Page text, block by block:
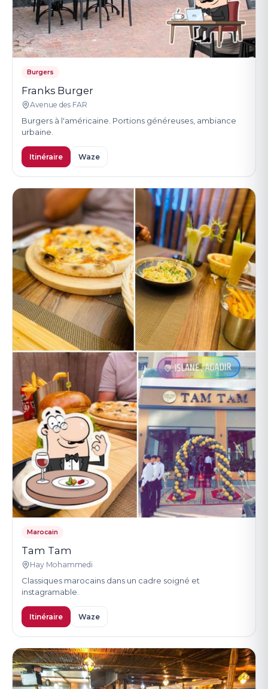
Burgers
Franks Burger
Avenue des FAR
Burgers à l'américaine. Portions généreuses, ambiance
urbaine.
Itinéraire Waze
Marocain
Tam Tam
Hay Mohammedi
Classiques marocains dans un cadre soigné et
instagramable.
Itinéraire Waze